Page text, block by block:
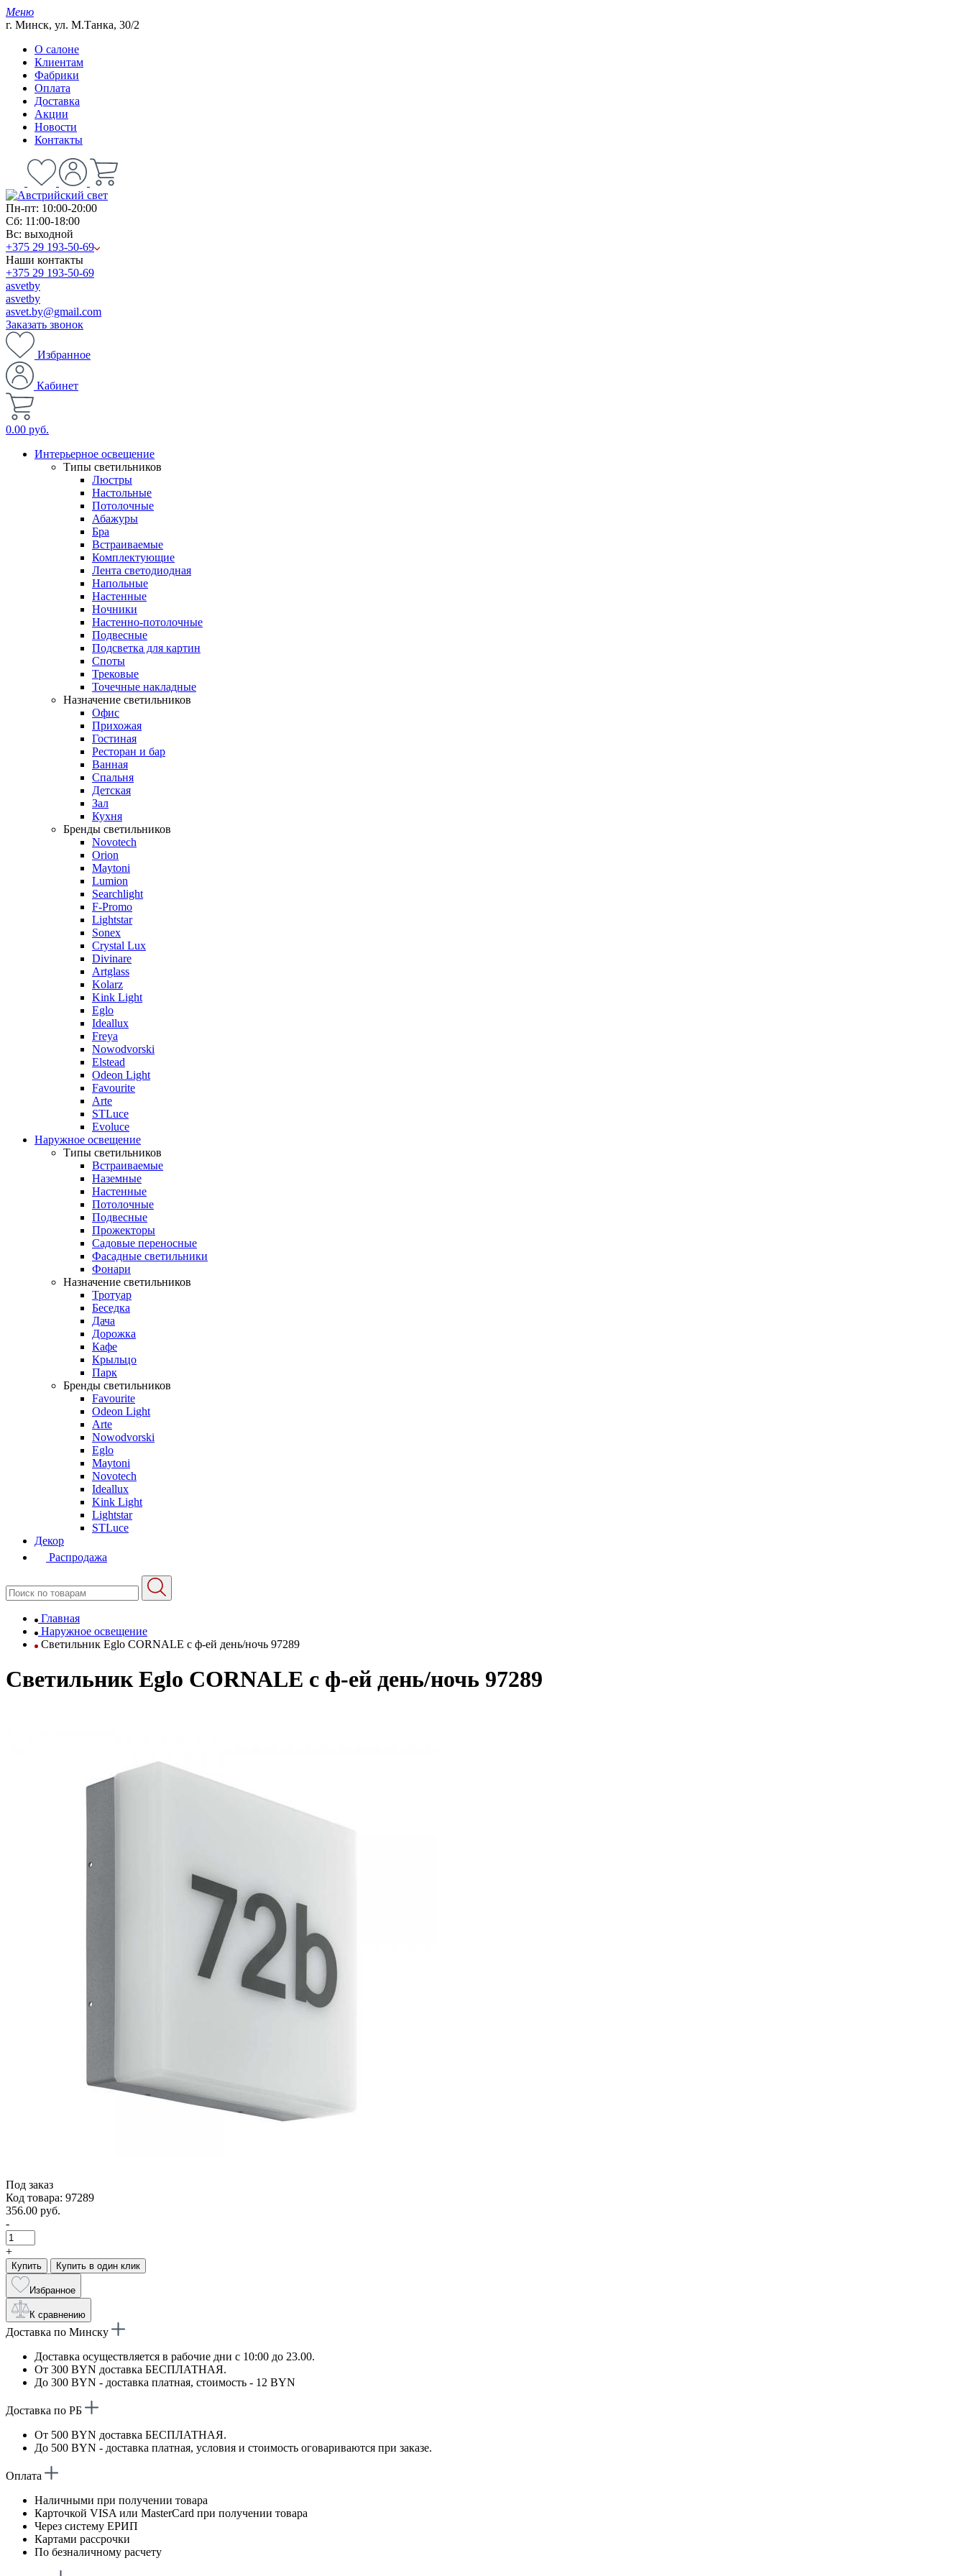
Меню
г. Минск, ул. М.Танка, 30/2
О салоне
Клиентам
Фабрики
Оплата
Доставка
Акции
Новости
Контакты
Пн-пт: 10:00-20:00
Сб: 11:00-18:00
Вс: выходной
+375 29 193-50-69
Наши контакты
+375 29 193-50-69
asvetby
asvetby
asvet.by@gmail.com
Заказать звонок
Избранное
Кабинет
0.00 руб.
Интерьерное освещение
Типы светильников
Люстры
Настольные
Потолочные
Абажуры
Бра
Встраиваемые
Комплектующие
Лента светодиодная
Напольные
Настенные
Ночники
Настенно-потолочные
Подвесные
Подсветка для картин
Споты
Трековые
Точечные накладные
Назначение светильников
Офис
Прихожая
Гостиная
Ресторан и бар
Ванная
Спальня
Детская
Зал
Кухня
Бренды светильников
Novotech
Orion
Maytoni
Lumion
Searchlight
F-Promo
Lightstar
Sonex
Crystal Lux
Divinare
Artglass
Kolarz
Kink Light
Eglo
Ideallux
Freya
Nowodvorski
Elstead
Odeon Light
Favourite
Arte
STLuce
Evoluce
Наружное освещение
Типы светильников
Встраиваемые
Наземные
Настенные
Потолочные
Подвесные
Прожекторы
Садовые переносные
Фасадные светильники
Фонари
Назначение светильников
Тротуар
Беседка
Дача
Дорожка
Кафе
Крыльцо
Парк
Бренды светильников
Favourite
Odeon Light
Arte
Nowodvorski
Eglo
Maytoni
Novotech
Ideallux
Kink Light
Lightstar
STLuce
Декор
Распродажа
Главная
Наружное освещение
Светильник Eglo CORNALE с ф-ей день/ночь 97289
Светильник Eglo CORNALE с ф-ей день/ночь 97289
Под заказ
Код товара: 97289
356.00 руб.
-
+
Купить Купить в один клик
Избранное
К сравнению
Доставка по Минску
Доставка осуществляется в рабочие дни с 10:00 до 23.00.
От 300 BYN доставка БЕСПЛАТНАЯ.
До 300 BYN - доставка платная, стоимость - 12 BYN
Доставка по РБ
От 500 BYN доставка БЕСПЛАТНАЯ.
До 500 BYN - доставка платная, условия и стоимость оговариваются при заказе.
Оплата
Наличными при получении товара
Карточкой VISA или MasterCard при получении товара
Через систему ЕРИП
Картами рассрочки
По безналичному расчету